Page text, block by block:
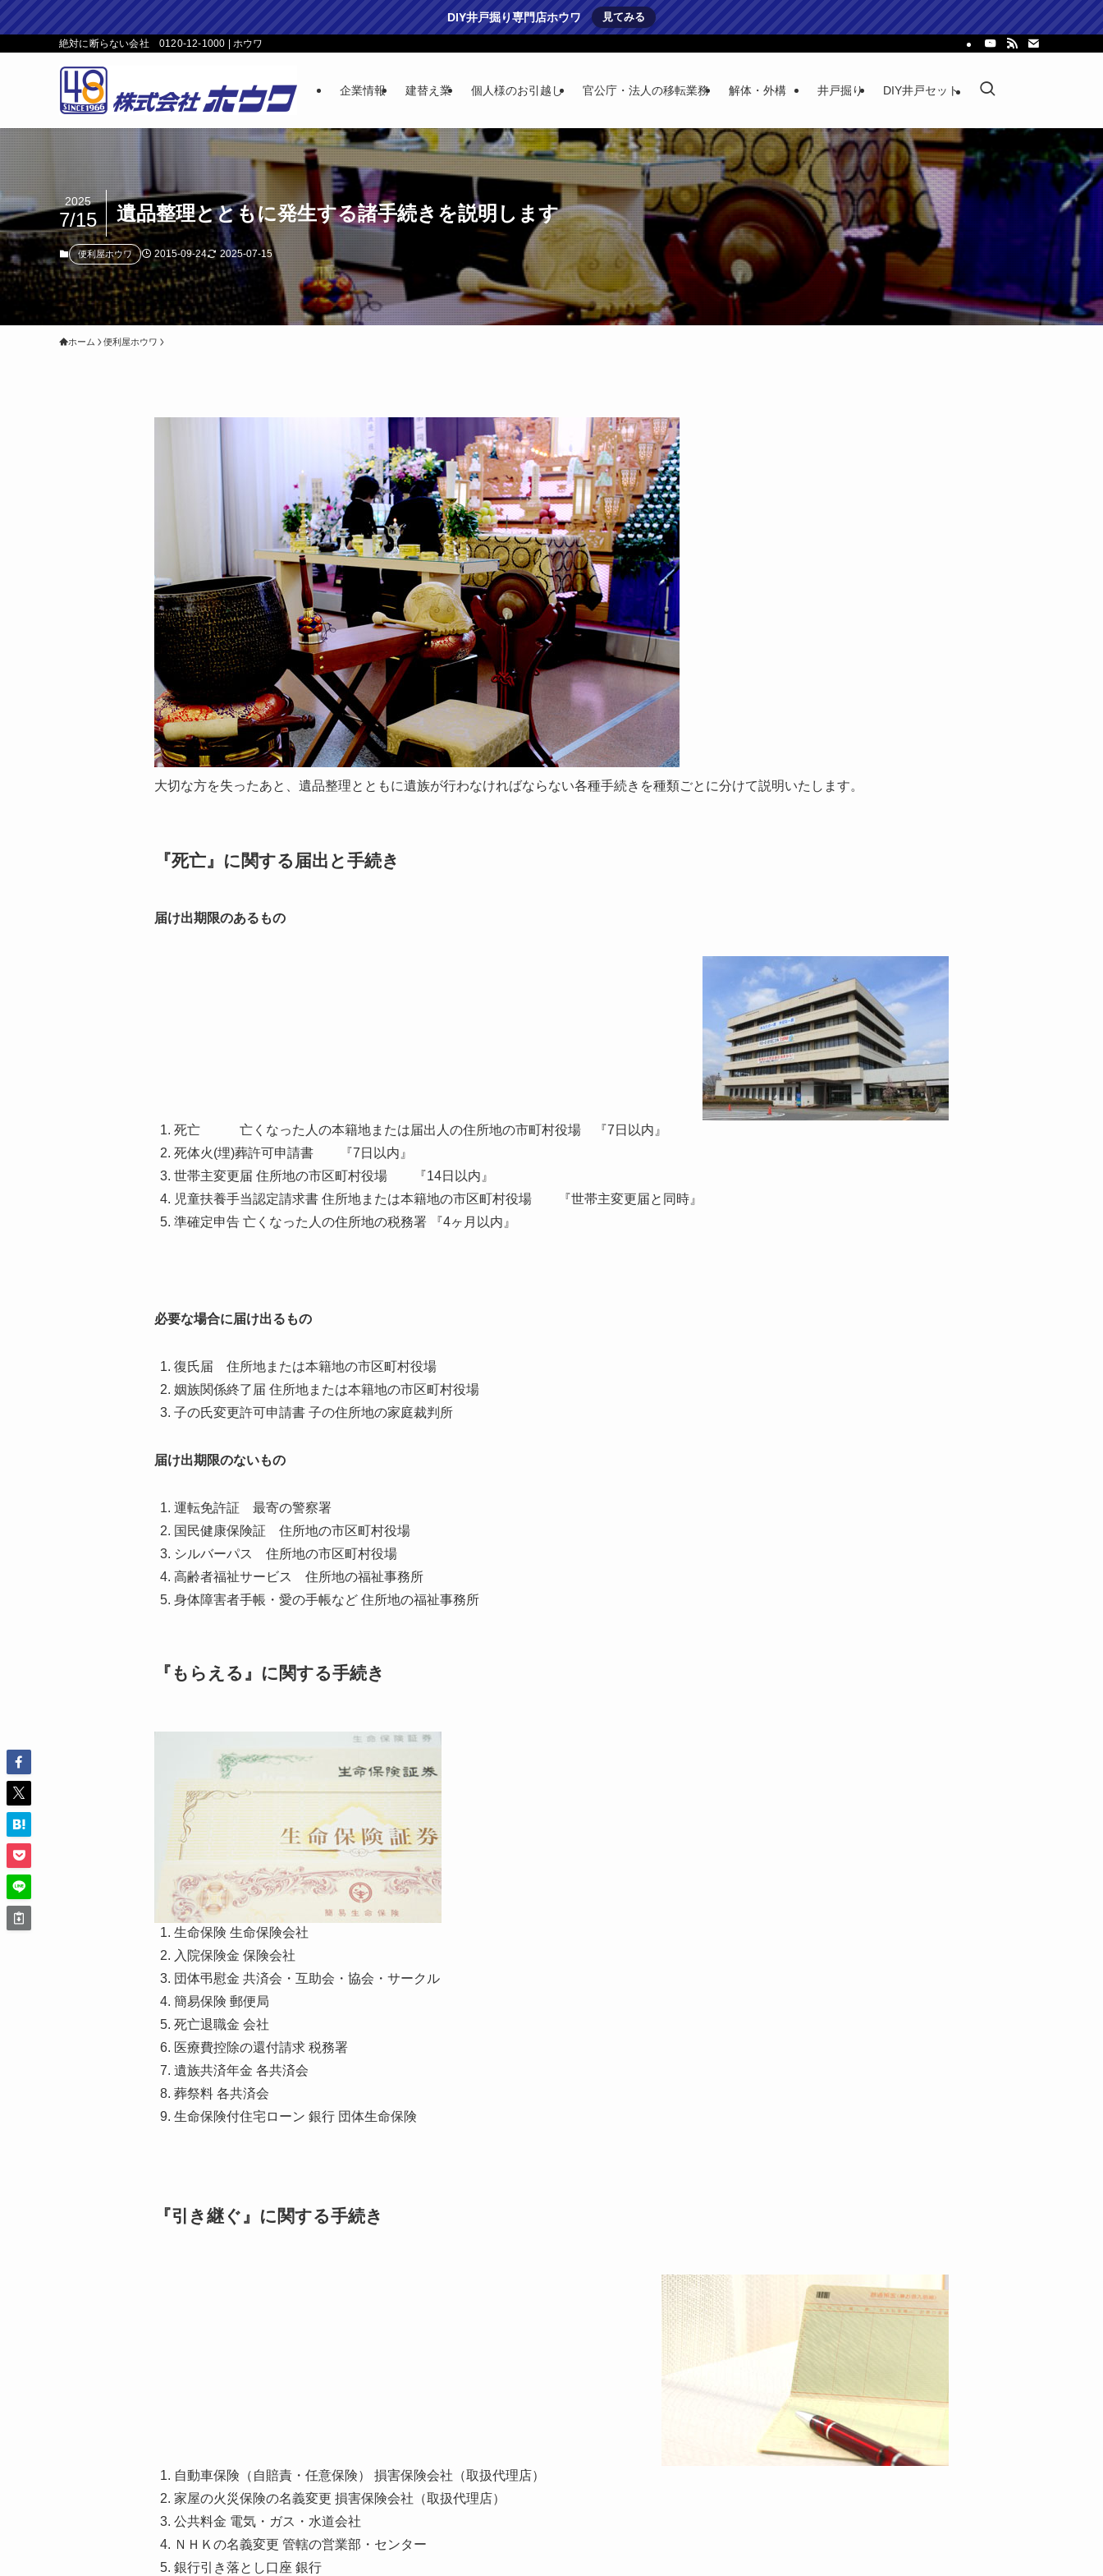
DIY井戸掘り専門店ホウワ 見てみる
絶対に断らない会社 0120-12-1000 | ホウワ
企業情報 建替え業 個人様のお引越し 官公庁・法人の移転業務 解体・外構 井戸掘り DIY井戸セット
遺品整理とともに発生する諸手続きを説明します
2025
7/15
便利屋ホウワ 2015-09-24 2025-07-15
ホーム 便利屋ホウワ
大切な方を失ったあと、遺品整理とともに遺族が行わなければならない各種手続きを種類ごとに分けて説明いたします。
『死亡』に関する届出と手続き
届け出期限のあるもの
死亡 亡くなった人の本籍地または届出人の住所地の市町村役場 『7日以内』
死体火(埋)葬許可申請書 『7日以内』
世帯主変更届 住所地の市区町村役場 『14日以内』
児童扶養手当認定請求書 住所地または本籍地の市区町村役場 『世帯主変更届と同時』
準確定申告 亡くなった人の住所地の税務署 『4ヶ月以内』
必要な場合に届け出るもの
復氏届 住所地または本籍地の市区町村役場
姻族関係終了届 住所地または本籍地の市区町村役場
子の氏変更許可申請書 子の住所地の家庭裁判所
届け出期限のないもの
運転免許証 最寄の警察署
国民健康保険証 住所地の市区町村役場
シルバーパス 住所地の市区町村役場
高齢者福祉サービス 住所地の福祉事務所
身体障害者手帳・愛の手帳など 住所地の福祉事務所
『もらえる』に関する手続き
生命保険 生命保険会社
入院保険金 保険会社
団体弔慰金 共済会・互助会・協会・サークル
簡易保険 郵便局
死亡退職金 会社
医療費控除の還付請求 税務署
遺族共済年金 各共済会
葬祭料 各共済会
生命保険付住宅ローン 銀行 団体生命保険
『引き継ぐ』に関する手続き
自動車保険（自賠責・任意保険） 損害保険会社（取扱代理店）
家屋の火災保険の名義変更 損害保険会社（取扱代理店）
公共料金 電気・ガス・水道会社
ＮＨＫの名義変更 管轄の営業部・センター
銀行引き落とし口座 銀行